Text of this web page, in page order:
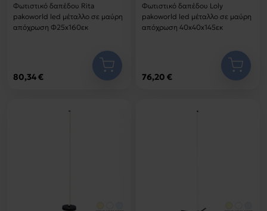
Φωτιστικό δαπέδου Rita
pakoworld led μέταλλο σε μαύρη
απόχρωση Φ25x160εκ
80,34 €
Φωτιστικό δαπέδου Loly
pakoworld led μέταλλο σε μαύρη
απόχρωση 40x40x145εκ
76,20 €